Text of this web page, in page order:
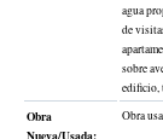
agua
de
sobre
edificio,
Obra
Nueva/Usada:
Obra